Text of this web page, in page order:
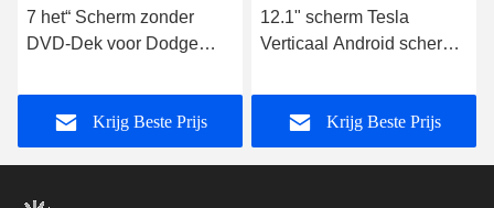
7 het“ Scherm zonder
DVD-Dek voor Dodge
RAM 2500 RAM 3500
2014-2018 Jeep
Cherokee
Krijg Beste Prijs
12.1" scherm Tesla
Verticaal Android scherm
2500 3500 2018-2020
Auto stereoKrijg Beste Prijs